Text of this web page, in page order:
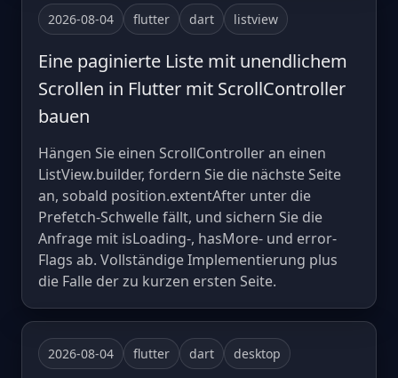
2026-08-04 flutter dart listview
Eine paginierte Liste mit unendlichem
Scrollen in Flutter mit ScrollController
bauen
Hängen Sie einen ScrollController an einen
ListView.builder, fordern Sie die nächste Seite
an, sobald position.extentAfter unter die
Prefetch-Schwelle fällt, und sichern Sie die
Anfrage mit isLoading-, hasMore- und error-
Flags ab. Vollständige Implementierung plus
die Falle der zu kurzen ersten Seite.
2026-08-04 flutter dart desktop